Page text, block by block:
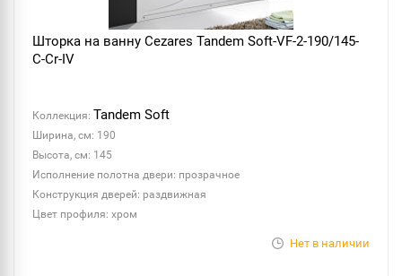
Шторка на ванну Cezares Tandem Soft-VF-2-190/145-
C-Cr-IV
Коллекция: Tandem Soft
Ширина, см: 190
Высота, см: 145
Исполнение полотна двери: прозрачное
Конструкция дверей: раздвижная
Цвет профиля: хром
Нет в наличии